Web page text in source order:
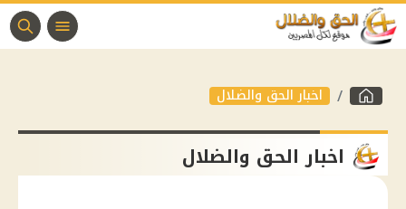
اخبار الحق والضلال
اخبار الحق والضلال